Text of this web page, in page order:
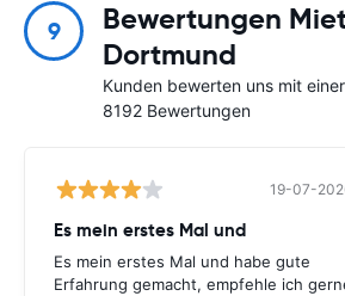
9
Bewertungen
Dortmund
Kunden bewerten uns mit
8192 Bewertungen
19-07-
Es mein erstes Mal und
Es mein erstes Mal und habe gute
Erfahrung gemacht, empfehle ich